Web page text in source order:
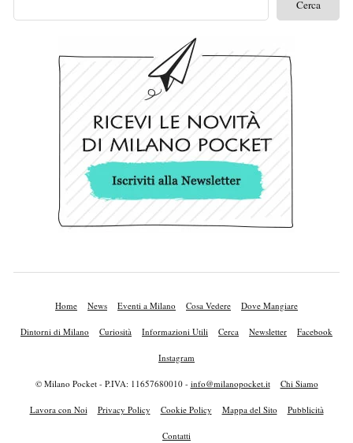
Home News Eventi a Milano Cosa Vedere Dove Mangiare
Dintorni di Milano Curiosità Informazioni Utili Cerca Newsletter Facebook
Instagram
© Milano Pocket - P.IVA: 11657680010 - info@milanopocket.it Chi Siamo
Lavora con Noi Privacy Policy Cookie Policy Mappa del Sito Pubblicità
Contatti